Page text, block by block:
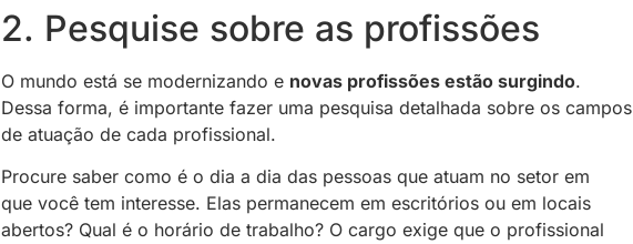
2. Pesquise sobre as profissões
O mundo está se modernizando e novas profissões estão surgindo.
Dessa forma, é importante fazer uma pesquisa detalhada sobre os campos
de atuação de cada profissional.
Procure saber como é o dia a dia das pessoas que atuam no setor em
que você tem interesse. Elas permanecem em escritórios ou em locais
abertos? Qual é o horário de trabalho? O cargo exige que o profissional